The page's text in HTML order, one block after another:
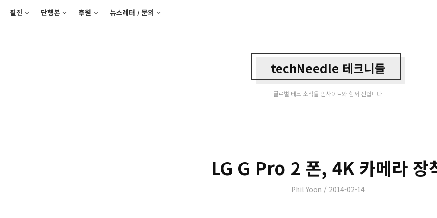
필진 단행본 후원 뉴스레터 / 문의
techNeedle 테크니들
글로벌 테크 소식을 인사이트와 함께 전합니다
LG G Pro 2 폰, 4K 카메라 장
Author
Phil Yoon
Posted
2014-02-14